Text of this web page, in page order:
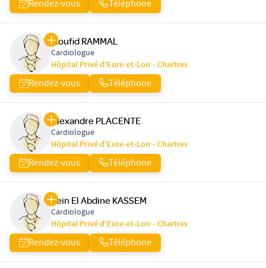
Rendez-vous Téléphone
Moufid RAMMAL
Cardiologue
Hôpital Privé d'Eure-et-Loir - Chartres
Rendez-vous Téléphone
Alexandre PLACENTE
Cardiologue
Hôpital Privé d'Eure-et-Loir - Chartres
Rendez-vous Téléphone
Zein El Abdine KASSEM
Cardiologue
Hôpital Privé d'Eure-et-Loir - Chartres
Rendez-vous Téléphone